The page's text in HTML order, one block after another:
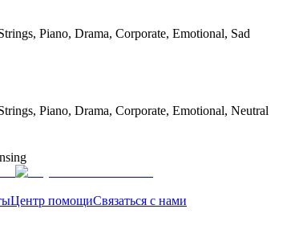
Piano, Drama, Corporate, Emotional, Sad
Piano, Drama, Corporate, Emotional, Neutral
Центр помощиСвязаться с нами